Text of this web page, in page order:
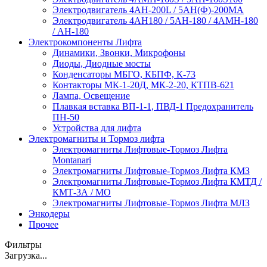
Электродвигатель 4АН-200L / 5АН(Ф)-200МА
Электродвигатель 4АН180 / 5АН-180 / 4АМН-180
/ АН-180
Электрокомпоненты Лифта
Динамики, Звонки, Микрофоны
Диоды, Диодные мосты
Конденсаторы МБГО, КБПФ, К-73
Контакторы МК-1-20Д, МК-2-20, КТПВ-621
Лампа, Освещение
Плавкая вставка ВП-1-1, ПВД-1 Предохранитель
ПН-50
Устройства для лифта
Электромагниты и Тормоз лифта
Электромагниты Лифтовые-Тормоз Лифта
Montanari
Электромагниты Лифтовые-Тормоз Лифта КМЗ
Электромагниты Лифтовые-Тормоз Лифта КМТД /
КМТ-3А / МО
Электромагниты Лифтовые-Тормоз Лифта МЛЗ
Энкодеры
Прочее
Фильтры
Загрузка...